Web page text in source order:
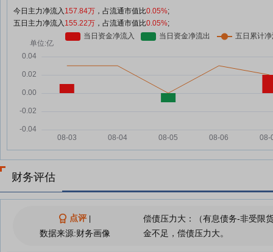
今日主力净流入 157.84万 ，占流通市值比0.05%;
五日主力净流入 155.22万 ，占流通市值比0.05%;
财务评估
点评
数据来源:财务画像
偿债压力大：（有息债务-非受限
金不足，偿债压力大。